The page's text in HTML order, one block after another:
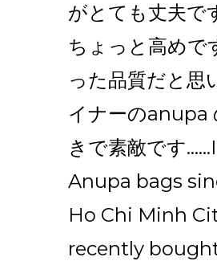
がとても丈夫で
ちょっと高めで
った品質だと思
イナーのanupa
きで素敵です
Anupa bags
Ho Chi Minh
recently